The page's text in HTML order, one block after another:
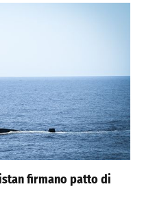
firmano patto di